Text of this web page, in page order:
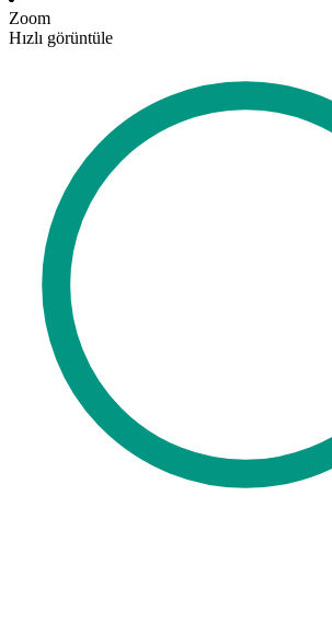
Zoom
Hızlı görüntüle